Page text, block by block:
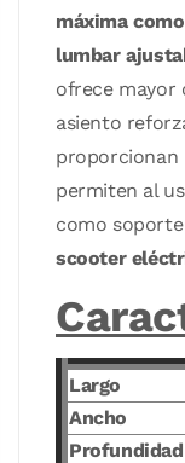
máxima
lumbar
ofrece mayor
asiento
proporcionan
permiten al
como
scooter
Largo
Ancho
Profundidad